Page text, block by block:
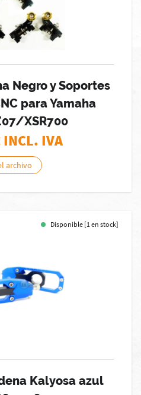
Negro y Soportes
para Yamaha
XSR700
INCL. IVA
archivo
Disponible [1 en stock]
Kalyosa azul